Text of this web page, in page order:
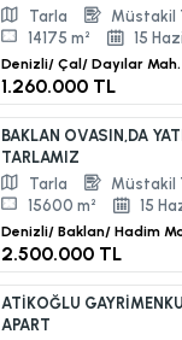
Tarla
Müstakil
14175 m²
15
Denizli/ Çal/ Dayılar Mah.
1.260.000 TL
BAKLAN OVASIN,DA
TARLAMIZ
Tarla
Müstakil
15600 m²
15
Denizli/ Baklan/ Hadim
2.500.000 TL
ATİKOĞLU
APART